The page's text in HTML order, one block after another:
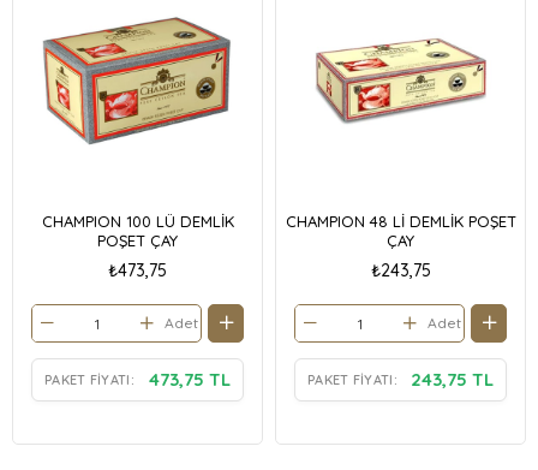
CHAMPION 100 LÜ DEMLİK
POŞET ÇAY
₺473,75
Adet
PAKET FIYATI: 473,75 TL
CHAMPION 48 Lİ DEMLİK POŞET
ÇAY
₺243,75
Adet
PAKET FIYATI: 243,75 TL